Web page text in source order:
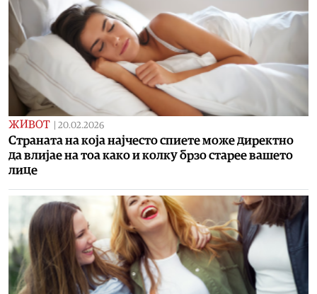
ЖИВОТ 20.02.2026
Страната на која најчесто спиете може директно
да влијае на тоа како и колку брзо старее вашето
лице